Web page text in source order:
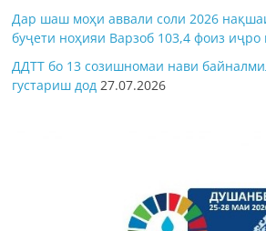
Дар шаш моҳи аввали соли 2026
буҷети ноҳияи Варзоб 103,4 фоиз иҷро
ДДТТ бо 13 созишномаи нави
густариш дод 27.07.2026